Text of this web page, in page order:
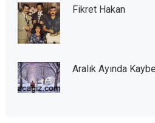
Fikret Hakan
Aralık Ayında